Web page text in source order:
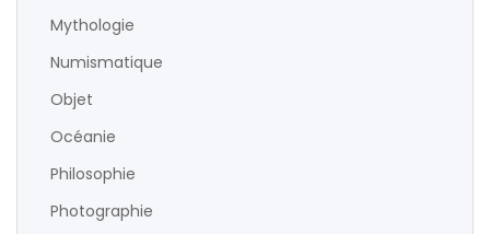
Mythologie
Numismatique
Objet
Océanie
Philosophie
Photographie